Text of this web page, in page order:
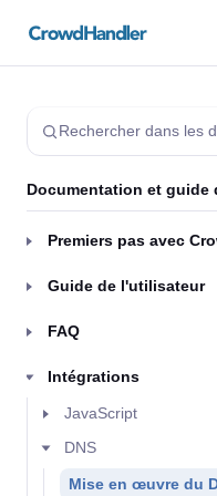
Rechercher dans les
Documentation et guide
Premiers pas avec
Guide de l'utilisateur
FAQ
Intégrations
JavaScript
DNS
Mise en œuvre du